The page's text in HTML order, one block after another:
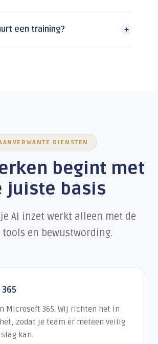
een training?
DIENSTEN
begint met
juiste basis
AI inzet werkt alleen met de
en bewustwording.
Microsoft 365. Wij richten het in
zodat je team er meteen veilig
kan.